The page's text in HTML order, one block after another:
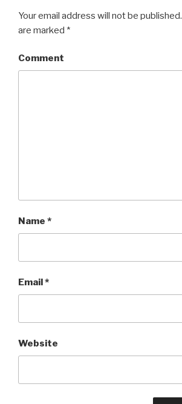
Your email address will not be published.
are marked *
Comment
Name *
Email*
Website